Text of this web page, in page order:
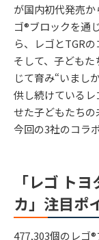
が国内初代発売
ゴ®ブロックを通
ら、レゴとTGR
そして、子ども
じて育み“いまし
供し続けている
せた子どもたちの
今回の3社のコラ
「レゴ ト
カ」注目ポ
477,303個のレゴ